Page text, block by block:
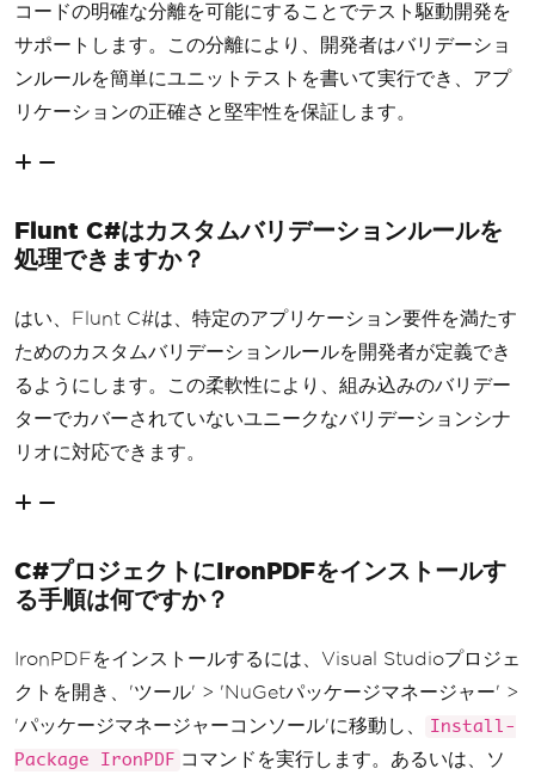
コードの明確な分離を可能にすることでテスト駆動開発を
サポートします。この分離により、開発者はバリデーショ
ンルールを簡単にユニットテストを書いて実行でき、アプ
リケーションの正確さと堅牢性を保証します。
Flunt C#はカスタムバリデーションルールを
処理できますか？
はい、Flunt C#は、特定のアプリケーション要件を満たす
ためのカスタムバリデーションルールを開発者が定義でき
るようにします。この柔軟性により、組み込みのバリデー
ターでカバーされていないユニークなバリデーションシナ
リオに対応できます。
C#プロジェクトにIronPDFをインストールす
る手順は何ですか？
IronPDFをインストールするには、Visual Studioプロジェ
クトを開き、'ツール' > 'NuGetパッケージマネージャー' >
'パッケージマネージャーコンソール'に移動し、
Install-
Package IronPDF コマンドを実行します。あるいは、ソ